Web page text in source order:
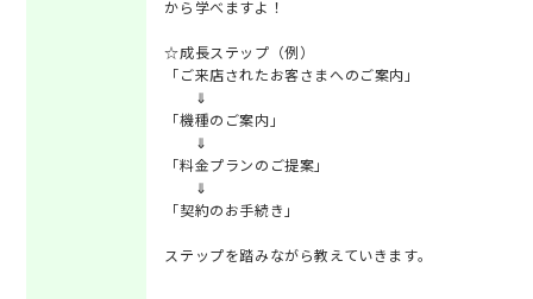
から学べますよ！
☆成長ステップ（例）
「ご来店されたお客さまへのご案内」
⇓
「機種のご案内」
⇓
「料金プランのご提案」
⇓
「契約のお手続き」
ステップを踏みながら教えていきます。